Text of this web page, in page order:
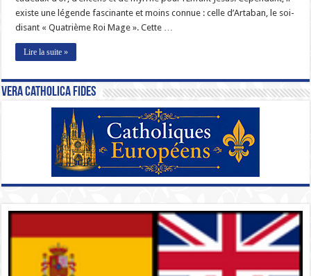
existe une légende fascinante et moins connue : celle d’Artaban, le soi-
disant « Quatrième Roi Mage ». Cette …
Lire la suite »
Vera Catholica Fides